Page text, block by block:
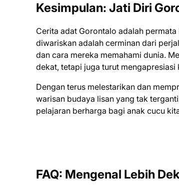
Kesimpulan: Jati Diri
Cerita adat Gorontalo adalah
diwariskan adalah cerminan dari
dan cara mereka memahami dunia.
dekat, tetapi juga turut
Dengan terus melestarikan dan
warisan budaya lisan yang tak
pelajaran berharga bagi anak cucu
FAQ: Mengenal Lebih